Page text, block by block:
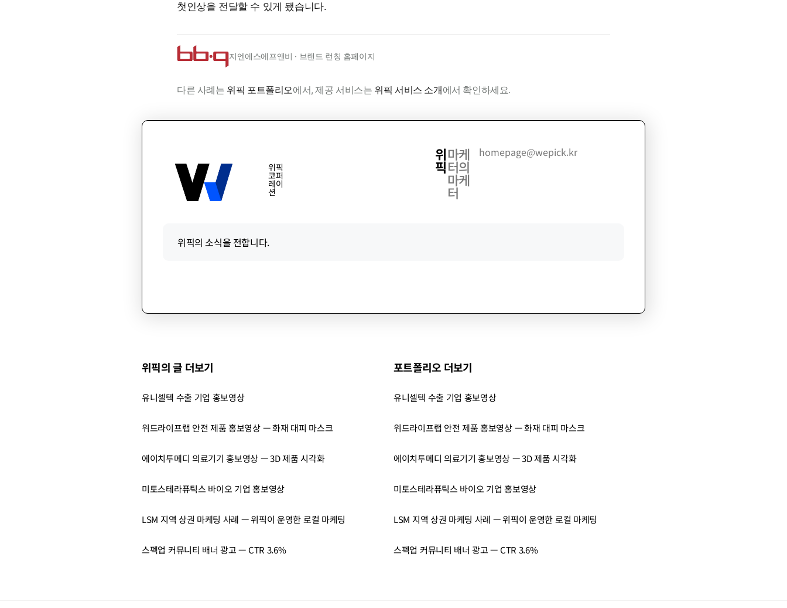
첫인상을 전달할 수 있게 됐습니다.
지엔에스에프앤비 · 브랜드 런칭 홈페이지
다른 사례는 위픽 포트폴리오에서, 제공 서비스는 위픽 서비스 소개에서 확인하세요.
위픽
코퍼
레이
션
위
픽
마케
터의
마케
터
homepage@wepick.kr
위픽의 소식을 전합니다.
위픽의 글 더보기
유니셀텍 수출 기업 홍보영상
위드라이프랩 안전 제품 홍보영상 — 화재 대피 마스크
에이치투메디 의료기기 홍보영상 — 3D 제품 시각화
미토스테라퓨틱스 바이오 기업 홍보영상
LSM 지역 상권 마케팅 사례 — 위픽이 운영한 로컬 마케팅
스펙업 커뮤니티 배너 광고 — CTR 3.6%
포트폴리오 더보기
유니셀텍 수출 기업 홍보영상
위드라이프랩 안전 제품 홍보영상 — 화재 대피 마스크
에이치투메디 의료기기 홍보영상 — 3D 제품 시각화
미토스테라퓨틱스 바이오 기업 홍보영상
LSM 지역 상권 마케팅 사례 — 위픽이 운영한 로컬 마케팅
스펙업 커뮤니티 배너 광고 — CTR 3.6%